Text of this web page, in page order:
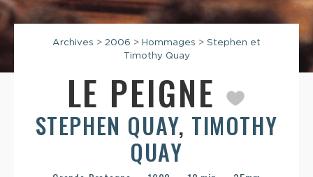
Archives > 2006 > Hommages > Stephen et
Timothy Quay
LE PEIGNE
STEPHEN QUAY, TIMOTHY
QUAY